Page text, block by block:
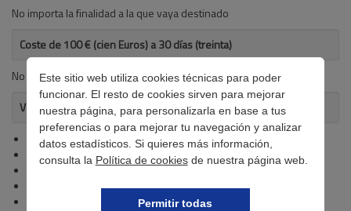
Este sitio web utiliza cookies técnicas para poder
funcionar. El resto de cookies sirven para mejorar
nuestra página, para personalizarla en base a tus
preferencias o para mejorar tu navegación y analizar
datos estadísticos. Si quieres más información,
consulta la Política de cookiesde nuestra página web.
Permitir todas
No importa la finalidad a la que vaya destinado
Coste de 100 € (cien Euros) a 30 días (treinta)
No se detalla
Ventajas del crédito
Disponibilidad de hasta 6.000 €
Sin comisiones
Respuesta rápida e ingreso en 24 horas
Atención telefónica en varios idiomas
Contratación online y por teléfono